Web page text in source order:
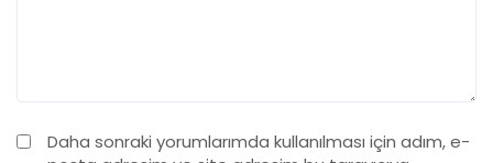
Daha sonraki yorumlarımda kullanılması için adım, e-